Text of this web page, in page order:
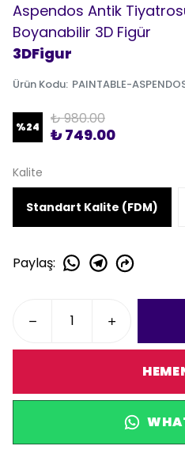
Aspendos Antik
Boyanabilir 3D Figür
3DFigur
Ürün Kodu: PAINTABLE-
%24 ₺ 980.00
₺ 749.00
Kalite
Standart Kalite (FDM)
Paylaş: